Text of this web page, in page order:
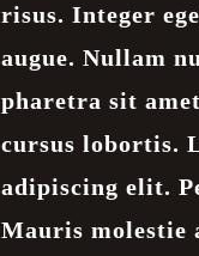
risus. Integer
augue. Nullam
pharetra sit
cursus lobortis.
adipiscing elit.
Mauris molestie